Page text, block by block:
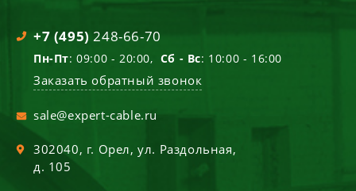
+7 (495) 248-66-70
Пн-Пт: 09:00 - 20:00, Сб - Вс: 10:00 - 16:00
Заказать обратный звонок
sale@expert-cable.ru
302040, г. Орел,ул. Раздольная,
д. 105